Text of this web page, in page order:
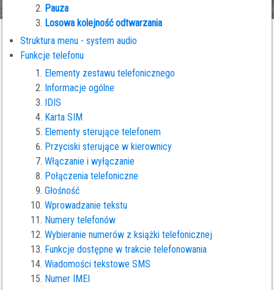
Pauza
Losowa kolejność odtwarzania
Struktura menu - system audio
Funkcje telefonu
Elementy zestawu telefonicznego
Informacje ogólne
IDIS
Karta SIM
Elementy sterujące telefonem
Przyciski sterujące w kierownicy
Włączanie i wyłączanie
Połączenia telefoniczne
Głośność
Wprowadzanie tekstu
Numery telefonów
Wybieranie numerów z książki telefonicznej
Funkcje dostępne w trakcie telefonowania
Wiadomości tekstowe SMS
Numer IMEI